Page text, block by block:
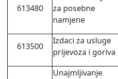
613480
za posebne
namjene
613500
Izdaci za usluge
prijevoza i goriva
Unajmljivanje